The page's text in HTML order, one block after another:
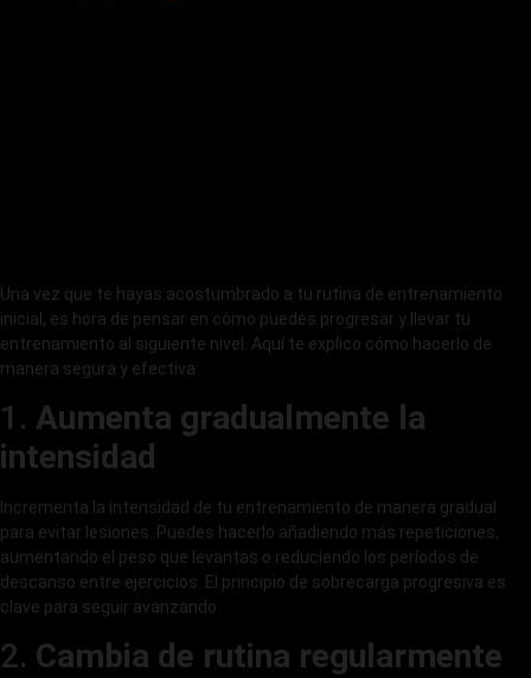
Una vez que te hayas acostumbrado a tu rutina de entrenamiento
inicial, es hora de pensar en cómo puedes progresar y llevar tu
entrenamiento al siguiente nivel. Aquí te explico cómo hacerlo de
manera segura y efectiva:
1. Aumenta gradualmente la
intensidad
Incrementa la intensidad de tu entrenamiento de manera gradual
para evitar lesiones. Puedes hacerlo añadiendo más repeticiones,
aumentando el peso que levantas o reduciendo los períodos de
descanso entre ejercicios. El principio de sobrecarga progresiva es
clave para seguir avanzando.
2. Cambia de rutina regularmente